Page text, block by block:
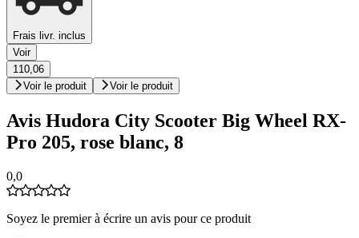
Frais livr. inclus
Voir
110,06
Voir le produit
Voir le produit
Avis Hudora City Scooter Big Wheel RX-
Pro 205, rose blanc, 8
0,0
Soyez le premier à écrire un avis pour ce produit